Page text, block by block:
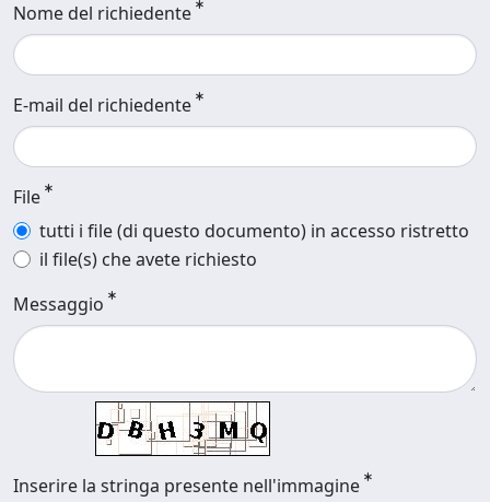
Nome del richiedente
E-mail del richiedente
File
tutti i file (di questo documento) in accesso ristretto
il file(s) che avete richiesto
Messaggio
Inserire la stringa presente nell'immagine